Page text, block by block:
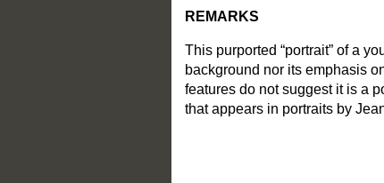
REMARKS
This purported “portrait” of a
background nor its emphasis
features do not suggest it is a
that appears in portraits by